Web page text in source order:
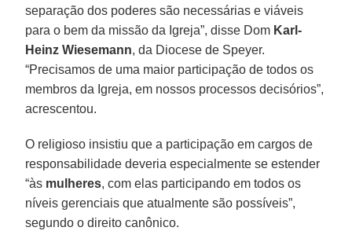
separação dos poderes são necessárias e viáveis
para o bem da missão da Igreja”, disse Dom Karl-
Heinz Wiesemann, da Diocese de Speyer.
“Precisamos de uma maior participação de todos os
membros da Igreja, em nossos processos decisórios”,
acrescentou.
O religioso insistiu que a participação em cargos de
responsabilidade deveria especialmente se estender
“às mulheres, com elas participando em todos os
níveis gerenciais que atualmente são possíveis”,
segundo o direito canônico.